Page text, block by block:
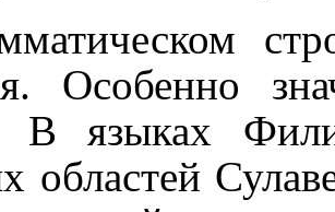
Особенно
В языках
областей